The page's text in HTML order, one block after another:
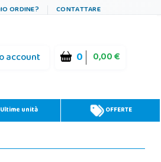
ORDINE? CONTATTARE
account 0 0,00 €
Ultime unità OFFERTE